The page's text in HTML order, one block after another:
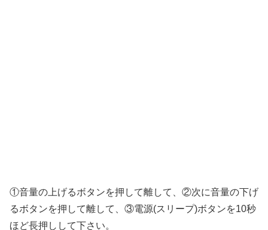
①音量の上げるボタンを押して離して、②次に音量の下げ
るボタンを押して離して、③電源(スリープ)ボタンを10秒
ほど長押しして下さい。